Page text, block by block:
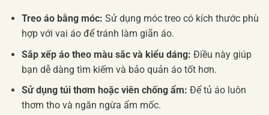
Treo áo bằng móc: Sử dụng móc treo có kích thước phù
hợp với vai áo để tránh làm giãn áo.
Sắp xếp áo theo màu sắc và kiểu dáng: Điều này giúp
bạn dễ dàng tìm kiếm và bảo quản áo tốt hơn.
Sử dụng túi thơm hoặc viên chống ẩm: Để tủ áo luôn
thơm tho và ngăn ngừa ẩm mốc.